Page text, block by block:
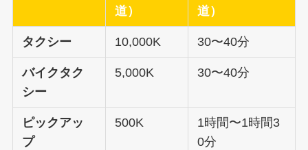
道）
道）
タクシー 10,000K 30〜40分
バイクタク
シー
5,000K 30〜40分
ピックアッ
プ
500K
1時間〜1時間3
0分